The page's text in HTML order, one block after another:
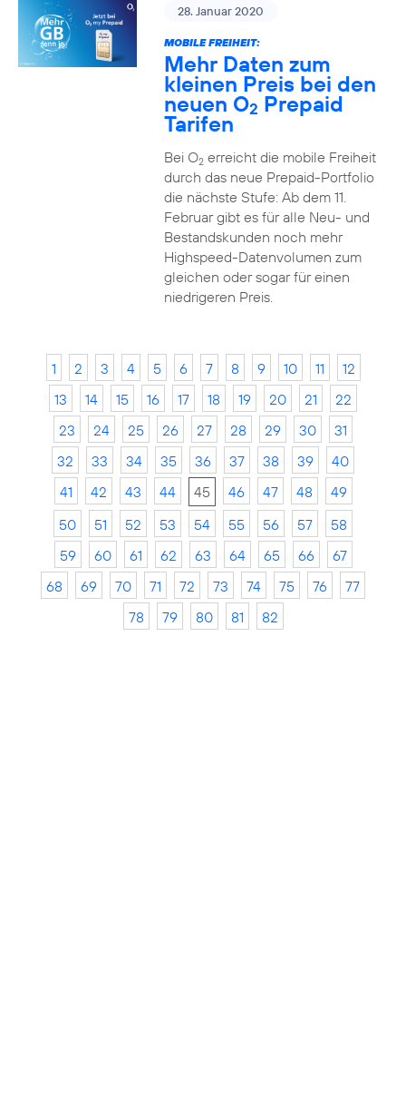
28. Januar 2020
MOBILE FREIHEIT:
Mehr Daten zum
kleinen Preis bei den
neuen O2 Prepaid
Tarifen
Bei O2erreicht die mobile Freiheit
durch das neue Prepaid-Portfolio
die nächste Stufe: Ab dem 11.
Februar gibt es für alle Neu- und
Bestandskunden noch mehr
Highspeed-Datenvolumen zum
gleichen oder sogar für einen
niedrigeren Preis.
1 2 3 4 5 6 7 8 9 10 11
12
13
14 15 16 17 18 19 20 21
22
23
24 25 26 27 28 29 30
31
32
33 34 35 36 37 38 39
40
41
42 43 44 45 46 47 48
49
50
51 52 53 54 55 56 57
58
59
60 61 62 63 64 65 66
67
68
69 70 71 72 73 74 75 76
77
78
79 80 81 82